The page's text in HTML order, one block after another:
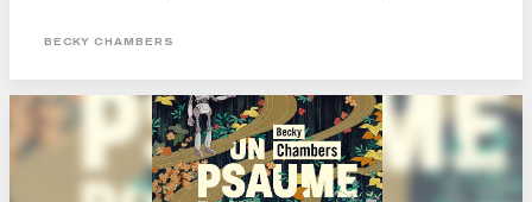
une pluie de missiles sur leurs créateurs, mais plutôt à se retirer, jusqu’à
BECKY CHAMBERS